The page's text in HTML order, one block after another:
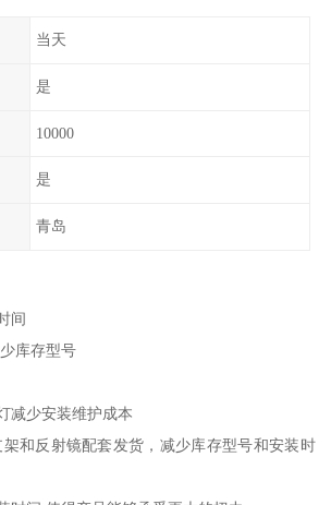
当天
是
10000
是
青岛
间
库存型号
减少安装维护成本
和反射镜配套发货，减少库存型号和安装时